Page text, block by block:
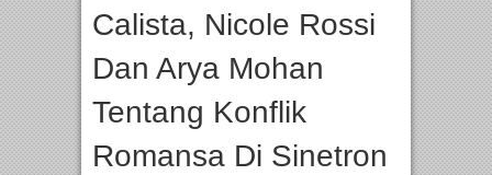
Calista, Nicole Rossi
Dan Arya Mohan
Tentang Konflik
Romansa Di Sinetron